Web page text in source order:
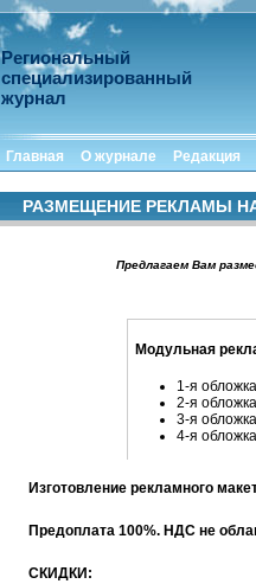
Региональный
специализированный
журнал
Главная О журнале Редакция
РАЗМЕЩЕНИЕ РЕКЛАМЫ
Предлагаем Вам
Модульная
1-я
2-я
3-я
4-я
Изготовление рекламного
Предоплата 100%. НДС не
СКИДКИ: